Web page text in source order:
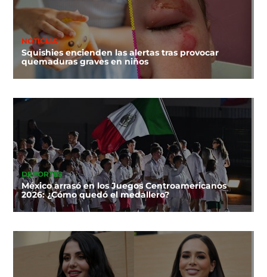
NOTICIAS
Squishies encienden las alertas tras provocar
quemaduras graves en niños
DEPORTES
México arrasó en los Juegos Centroamericanos
2026: ¿Cómo quedó el medallero?